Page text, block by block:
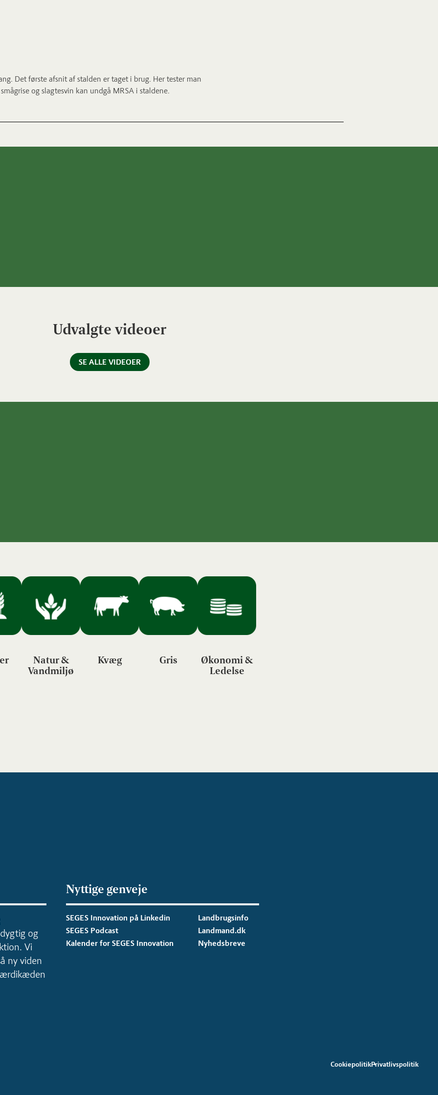
Det første afsnit af stalden er taget i brug. Her tester man
og slagtesvin kan undgå MRSA i staldene.
Udvalgte videoer
SE ALLE VIDEOER
Natur &
Vandmiljø
Kvæg Gris
Økonomi &
Ledelse
og
Vi
ny viden
Nyttige genveje
SEGES Innovation på Linkedin
SEGES Podcast
Kalender for SEGES Innovation
Landbrugsinfo
Landmand.dk
Nyhedsbreve
CookiepolitikPrivatlivspolitik